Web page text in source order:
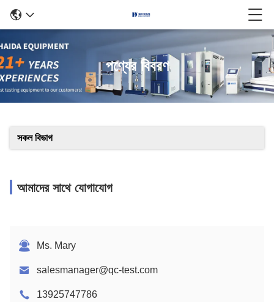
পণ্যের বিবরণ
সকল বিভাগ
আমাদের সাথে যোগাযোগ
Ms. Mary
salesmanager@qc-test.com
13925747786